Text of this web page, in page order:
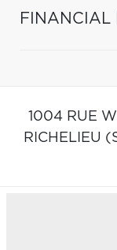
FINANCIAL
1004 RUE
RICHELIEU